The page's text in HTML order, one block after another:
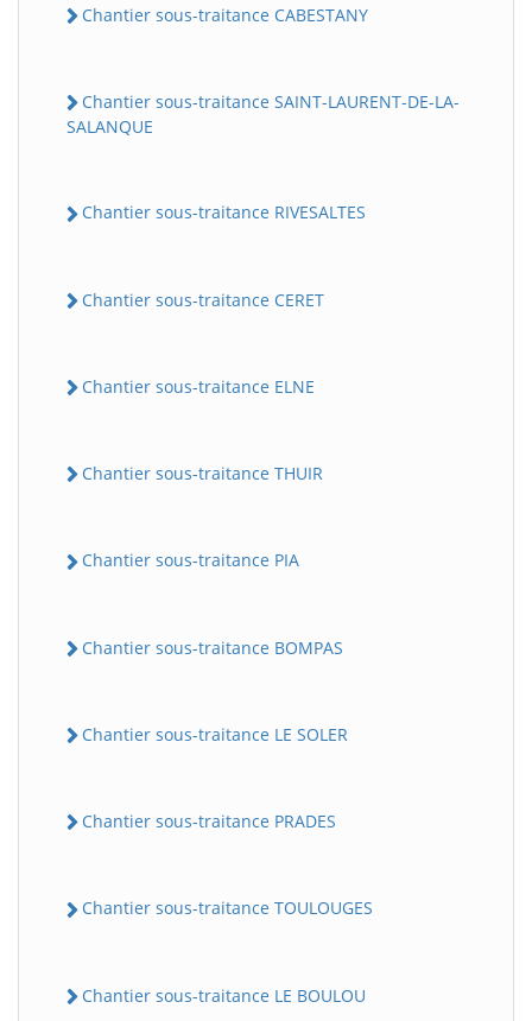
Chantier sous-traitance CABESTANY
Chantier sous-traitance SAINT-LAURENT-DE-LA-
SALANQUE
Chantier sous-traitance RIVESALTES
Chantier sous-traitance CERET
Chantier sous-traitance ELNE
Chantier sous-traitance THUIR
Chantier sous-traitance PIA
Chantier sous-traitance BOMPAS
Chantier sous-traitance LE SOLER
Chantier sous-traitance PRADES
Chantier sous-traitance TOULOUGES
Chantier sous-traitance LE BOULOU